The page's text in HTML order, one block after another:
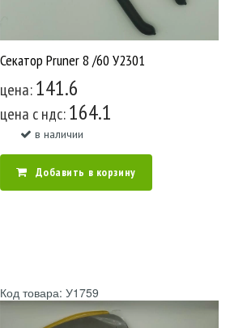
Секатор Pruner 8 /60 У2301
цена:141.6
цена c ндс:164.1
в наличии
Добавить в корзину
Код товара: У1759